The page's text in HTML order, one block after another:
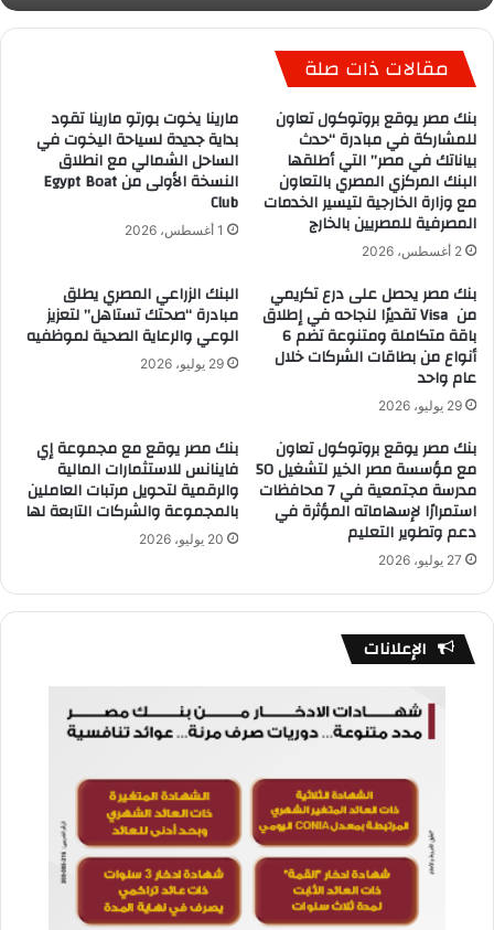
مقالات ذات صلة
بنك مصر يوقع بروتوكول تعاون
للمشاركة في مبادرة “حدث
بياناتك في مصر” التي أطلقها
البنك المركزي المصري بالتعاون
مع وزارة الخارجية لتيسير الخدمات
المصرفية للمصريين بالخارج
2 أغسطس، 2026
مارينا يخوت بورتو مارينا تقود
بداية جديدة لسياحة اليخوت في
الساحل الشمالي مع انطلاق
النسخة الأولى من Egypt Boat
Club
1 أغسطس، 2026
بنك مصر يحصل على درع تكريمي
من Visa تقديرًا لنجاحه في إطلاق
باقة متكاملة ومتنوعة تضم 6
أنواع من بطاقات الشركات خلال
عام واحد
29 يوليو، 2026
البنك الزراعي المصري يطلق
مبادرة “صحتك تستاهل” لتعزيز
الوعي والرعاية الصحية لموظفيه
29 يوليو، 2026
بنك مصر يوقع بروتوكول تعاون
مع مؤسسة مصر الخير لتشغيل 50
مدرسة مجتمعية في 7 محافظات
استمرارًا لإسهاماته المؤثرة في
دعم وتطوير التعليم
27 يوليو، 2026
بنك مصر يوقع مع مجموعة إي
فاينانس للاستثمارات المالية
والرقمية لتحويل مرتبات العاملين
بالمجموعة والشركات التابعة لها
20 يوليو، 2026
الإعلانات